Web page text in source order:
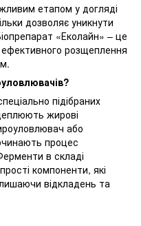
етапом у догляді
дозволяє уникнути
«Еколайн» – це
розщеплення
підібраних
жирові
або
процес
в складі
компоненти, які
відкладень та